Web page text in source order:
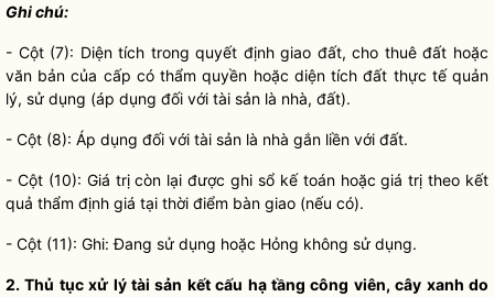
Ghi chú:
- Cột (7): Diện tích trong quyết định giao đất, cho thuê đất hoặc
văn bản của cấp có thẩmquyền hoặc diện tích đất thực tế quản
lý, sử dụng (áp dụng đối với tài sản là nhà, đất).
- Cột (8): Áp dụng đối với tài sản là nhà gắn liền với đất.
- Cột (10): Giá trị còn lại được ghi sổ kế toán hoặc giá trị theo kết
quả thẩm định giá tại thời điểm bàn giao (nếu có).
- Cột (11): Ghi: Đang sử dụng hoặc Hỏng không sử dụng.
2. Thủ tục xử lý tài sản kết cấu hạ tầngcông viên,cây xanh do